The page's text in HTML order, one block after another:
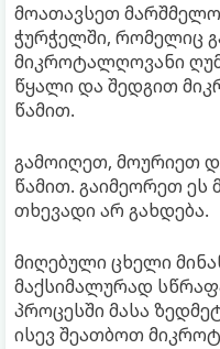
მოათავსეთ
ჭურჭელში, რომელიც
მიკროტალღოვანი
წყალი და შედგით
წამით.
გამოიღეთ, მოურიეთ
წამით. გაიმეორეთ ეს
თხევადი არ გახდება.
მიღებული ცხელი
მაქსიმალურად
პროცესში მასა
ისევ შეათბოთ